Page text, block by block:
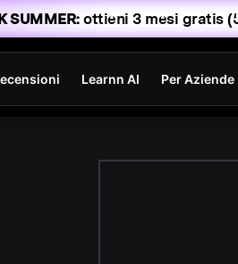
SUMMER:ottieni 3 mesi gratis
Learnn AI Per Aziende